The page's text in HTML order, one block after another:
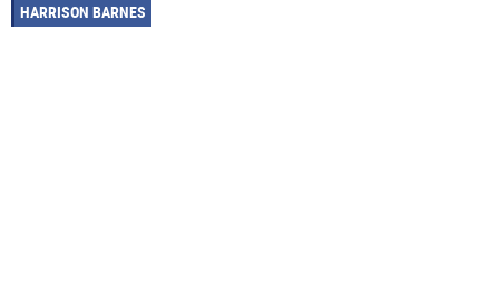
HARRISON BARNES